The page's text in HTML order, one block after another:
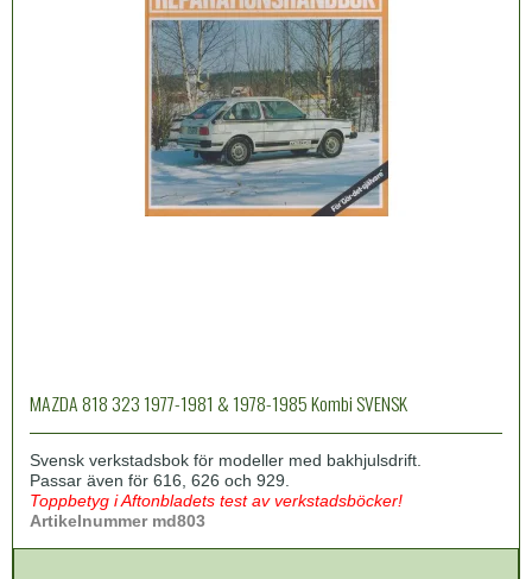
MAZDA 818 323 1977-1981 & 1978-1985 Kombi SVENSK
Svensk verkstadsbok för modeller med bakhjulsdrift.
Passar även för 616, 626 och 929.
Toppbetyg i Aftonbladets test av verkstadsböcker!
Artikelnummer md803